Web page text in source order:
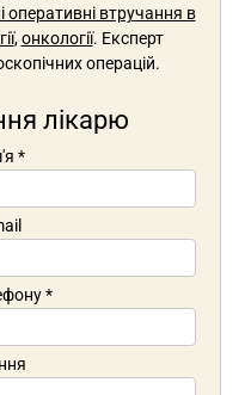
оперативні втручання в
,онкології. Експерт
операцій.
лікарю
*
*